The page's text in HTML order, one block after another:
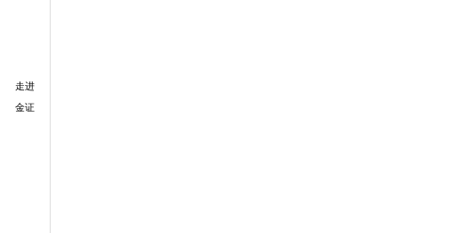
走进
金证